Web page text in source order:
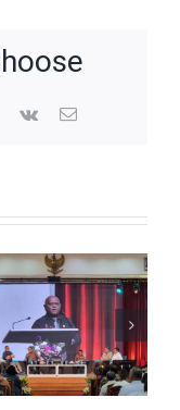
pinterest
vk Email
Ulang
Tahun
IKDKI
Ditandai